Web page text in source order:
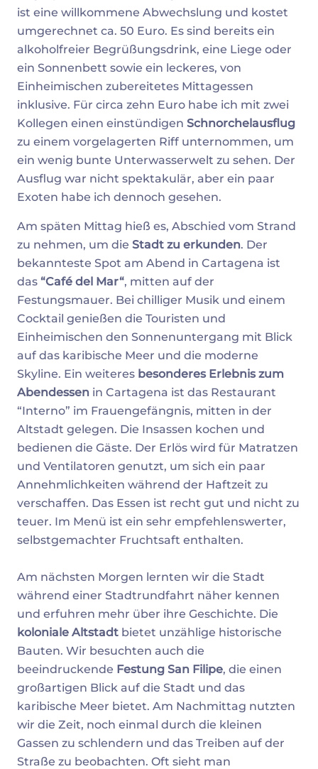
ist eine willkommene Abwechslung und kostet
umgerechnet ca. 50 Euro. Es sind bereits ein
alkoholfreier Begrüßungsdrink, eine Liege oder
ein Sonnenbett sowie ein leckeres, von
Einheimischen zubereitetes Mittagessen
inklusive. Für circa zehn Euro habe ich mit zwei
Kollegen einen einstündigen Schnorchelausflug
zu einem vorgelagerten Riff unternommen, um
ein wenig bunte Unterwasserwelt zu sehen. Der
Ausflug war nicht spektakulär, aber ein paar
Exoten habe ich dennoch gesehen.
Am späten Mittag hieß es, Abschied vom Strand
zu nehmen, um die Stadt zu erkunden. Der
bekannteste Spot am Abend in Cartagena ist
das “Café del Mar“, mitten auf der
Festungsmauer. Bei chilliger Musik und einem
Cocktail genießen die Touristen und
Einheimischen den Sonnenuntergang mit Blick
auf das karibische Meer und die moderne
Skyline. Ein weiteres besonderes Erlebnis zum
Abendessen in Cartagena ist das Restaurant
“Interno” im Frauengefängnis, mitten in der
Altstadt gelegen. Die Insassen kochen und
bedienen die Gäste. Der Erlös wird für Matratzen
und Ventilatoren genutzt, um sich ein paar
Annehmlichkeiten während der Haftzeit zu
verschaffen. Das Essen ist recht gut und nicht zu
teuer. Im Menü ist ein sehr empfehlenswerter,
selbstgemachter Fruchtsaft enthalten.
Am nächsten Morgen lernten wir die Stadt
während einer Stadtrundfahrt näher kennen
und erfuhren mehr über ihre Geschichte. Die
koloniale Altstadt bietet unzählige historische
Bauten. Wir besuchten auch die
beeindruckende Festung San Filipe, die einen
großartigen Blick auf die Stadt und das
karibische Meer bietet. Am Nachmittag nutzten
wir die Zeit, noch einmal durch die kleinen
Gassen zu schlendern und das Treiben auf der
Straße zu beobachten. Oft sieht man